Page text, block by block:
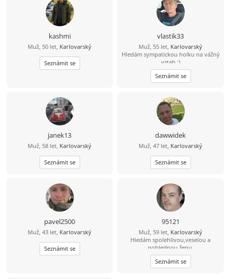
kashmi
Muž, 50 let, Karlovarský
Seznámit se
vlastik33
Muž, 55 let, Karlovarský
Hledám sympatickou holku na vážný
vztah :)
Seznámit se
janek13
Muž, 58 let, Karlovarský
Seznámit se
dawwidek
Muž, 47 let, Karlovarský
Seznámit se
pavel2500
Muž, 43 let, Karlovarský
Seznámit se
95121
Muž, 59 let, Karlovarský
Hledám spolehlivou,veselou a
pohlednou ženu.
Seznámit se